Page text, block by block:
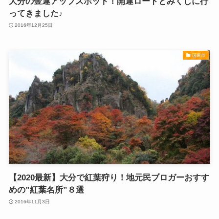
ってきました♪
2016年12月25日
国東市
【2020最新】大分で紅葉狩り！地元民ブロガーおすす
めの”紅葉名所”８選
2016年11月3日